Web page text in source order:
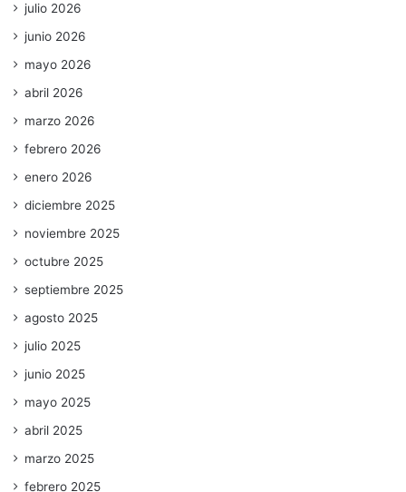
julio 2026
junio 2026
mayo 2026
abril 2026
marzo 2026
febrero 2026
enero 2026
diciembre 2025
noviembre 2025
octubre 2025
septiembre 2025
agosto 2025
julio 2025
junio 2025
mayo 2025
abril 2025
marzo 2025
febrero 2025